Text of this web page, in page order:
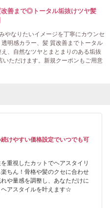
善まで◎トータル垢抜けツヤ髪
やなりたいイメージを丁寧にカウンセ
明感カラー、髪 質改善までトータル
、自然なツヤとまとまりのある垢抜
ただけます。新規クーポンもご用意
けやすい価格設定でいつでも可
重視したカットでヘアスタイリ
楽ちん！骨格や髪のクセに合わせ
や量感を調整し、あなただけに
ヘアスタイルを叶えます☆